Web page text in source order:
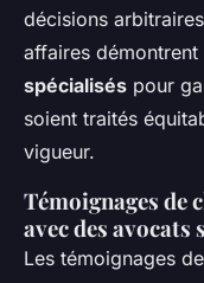
décisions
affaires
spécialisés pour
soient traités
vigueur.
Témoignages de
avec des avocats
Les témoignages